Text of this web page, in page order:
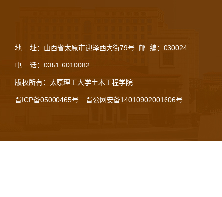
地 址：山西省太原市迎泽西大街79号 邮 编：030024
电 话：0351-6010082
版权所有：太原理工大学土木工程学院
晋ICP备05000465号 晋公网安备14010902001606号